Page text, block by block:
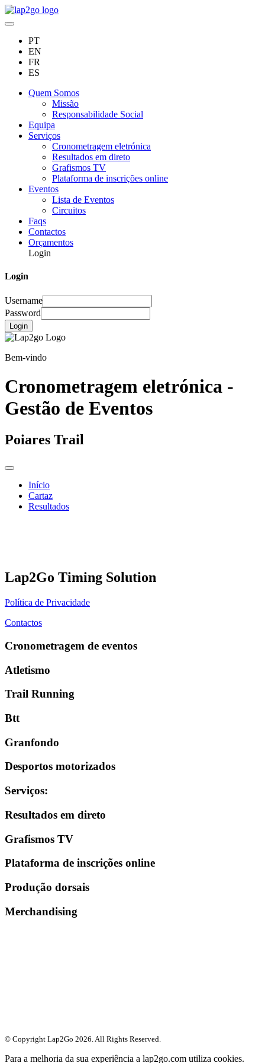
PT
EN
FR
ES
Quem Somos
Missão
Responsabilidade Social
Equipa
Serviços
Cronometragem eletrónica
Resultados em direto
Grafismos TV
Plataforma de inscrições online
Eventos
Lista de Eventos
Circuitos
Faqs
Contactos
Orçamentos
Login
Login
Username
Password
Login
Bem-vindo
Cronometragem eletrónica -
Gestão de Eventos
Poiares Trail
Início
Cartaz
Resultados
Lap2Go Timing Solution
Política de Privacidade
Contactos
Cronometragem de eventos
Atletismo
Trail Running
Btt
Granfondo
Desportos motorizados
Serviços:
Resultados em direto
Grafismos TV
Plataforma de inscrições online
Produção dorsais
Merchandising
© Copyright Lap2Go 2026. All Rights Reserved.
Para a melhoria da sua experiência a lap2go.com utiliza cookies.